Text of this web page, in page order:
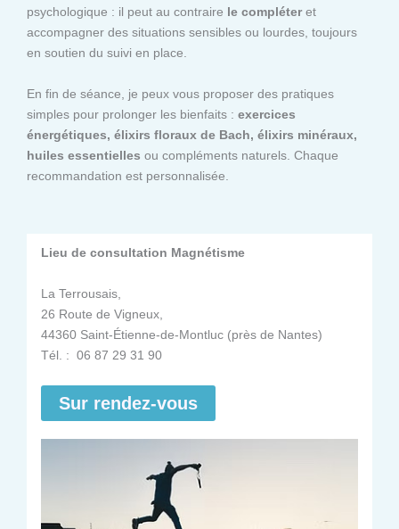
psychologique : il peut au contraire le compléteret
accompagner des situations sensibles ou lourdes, toujours
en soutien du suivi en place.
En fin de séance, je peux vous proposer des pratiques
simples pour prolonger les bienfaits : exercices
énergétiques, élixirs floraux de Bach, élixirs minéraux,
huiles essentielles ou compléments naturels. Chaque
recommandation est personnalisée.
Lieu de consultation Magnétisme
La Terrousais,
26 Route de Vigneux,
44360 Saint-Étienne-de-Montluc (près de Nantes)
Tél. : 06 87 29 31 90
Sur rendez-vous